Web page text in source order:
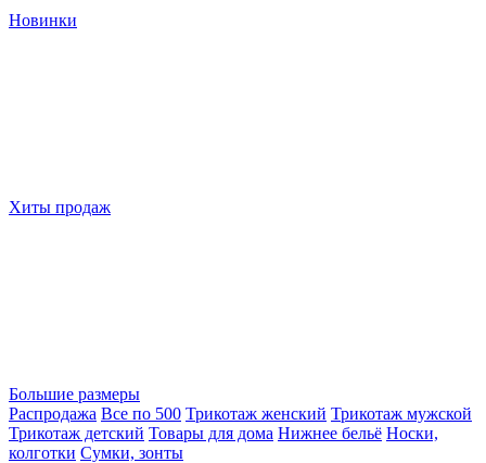
Новинки
Хиты продаж
Большие размеры
Распродажа Все по 500 Трикотаж женский Трикотаж мужской
Трикотаж детский Товары для дома Нижнее бельё Носки,
колготки Сумки, зонты